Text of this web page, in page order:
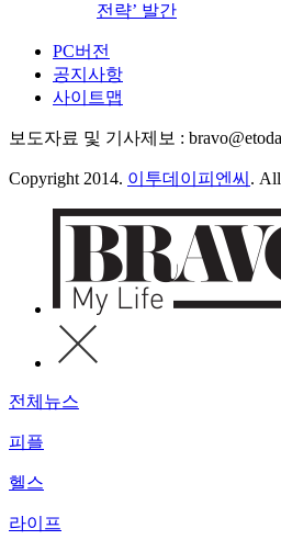
전략’ 발간
PC버전
공지사항
사이트맵
보도자료 및 기사제보 :
Copyright 2014. 이투데이피엔씨 . All
전체뉴스
피플
헬스
라이프